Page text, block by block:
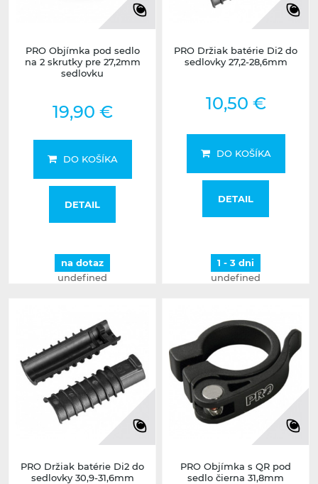
PRO Objímka pod sedlo
na 2 skrutky pre 27,2mm
sedlovku
19,90 €
DO KOŠÍKA
DETAIL
na dotaz
undefined
PRO Držiak batérie Di2 do
sedlovky 27,2-28,6mm
10,50 €
DO KOŠÍKA
DETAIL
1 - 3 dni
undefined
PRO Držiak batérie Di2 do
sedlovky 30,9-31,6mm
PRO Objímka s QR pod
sedlo čierna 31,8mm